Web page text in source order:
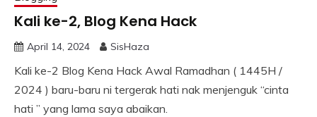
Kali ke-2, Blog Kena Hack
April 14, 2024 SisHaza
Kali ke-2 Blog Kena Hack Awal Ramadhan ( 1445H /
2024 ) baru-baru ni tergerak hati nak menjenguk “cinta
hati ” yang lama saya abaikan.